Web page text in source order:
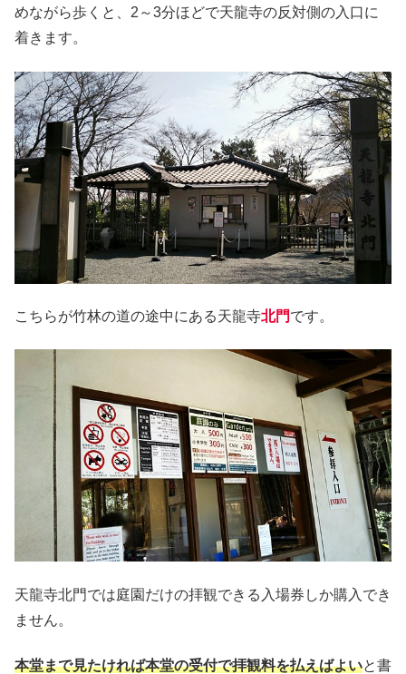
めながら歩くと、2～3分ほどで天龍寺の反対側の入口に
着きます。
こちらが竹林の道の途中にある天龍寺北門です。
天龍寺北門では庭園だけの拝観できる入場券しか購入でき
ません。
本堂まで見たければ本堂の受付で拝観料を払えばよいと書